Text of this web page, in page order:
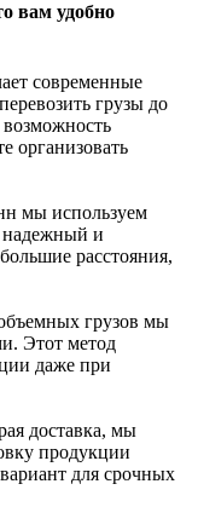
вам удобно
современные
грузы до
организовать
мы используем
надежный и
расстояния,
грузов мы
Этот метод
даже при
доставка, мы
продукции
для срочных